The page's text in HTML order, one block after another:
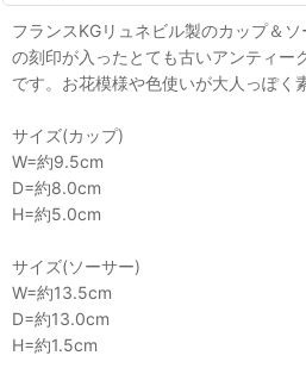
フランスKGリュネビル製のカップ＆
の刻印が入ったとても古いアンティー
です。お花模様や色使いが大人っぽく
サイズ(カップ)
W=約9.5cm
D=約8.0cm
H=約5.0cm
サイズ(ソーサー)
W=約13.5cm
D=約13.0cm
H=約1.5cm